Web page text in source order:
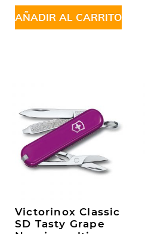
AÑADIR AL CARRITO
Victorinox Classic
SD Tasty Grape